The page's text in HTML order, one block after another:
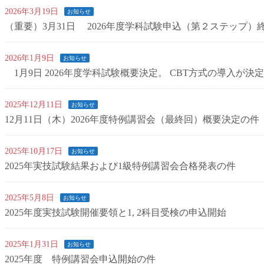
2026年3月19日 お知らせ
（重要）3月31日 2026年度学科試験申込（第２ステップ）
2026年1月9日 お知らせ
1月9日 2026年度学科試験概要決定。 CBT方式の導入が決定
2025年12月11日 お知らせ
12月11日（木）2026年度特例講習会（最終回）概要決定の件
2025年10月17日 お知らせ
2025年実技試験結果および1級特例講習会合格発表の件
2025年5月8日 お知らせ
2025年度実技試験開催要領と1, 2科目受検の申込開始
2025年1月31日 お知らせ
2025年度 特例講習会申込開始の件